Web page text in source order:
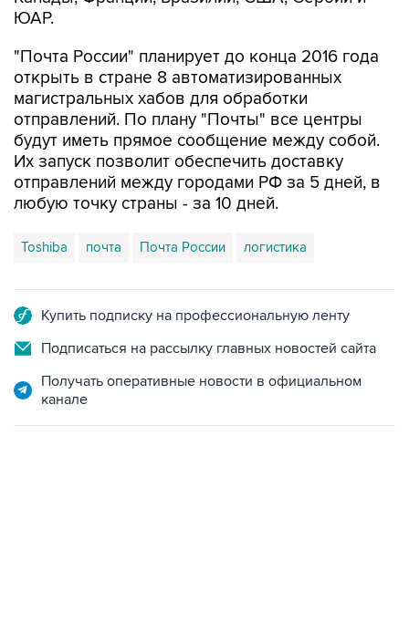
ЮАР.
"Почта России" планирует до конца 2016 года
открыть в стране 8 автоматизированных
магистральных хабов для обработки
отправлений. По плану "Почты" все центры
будут иметь прямое сообщение между собой.
Их запуск позволит обеспечить доставку
отправлений между городами РФ за 5 дней, в
любую точку страны - за 10 дней.
Toshiba почта Почта России логистика
Купить подписку на профессиональную ленту
Подписаться на рассылку главных новостей сайта
Получать оперативные новости в официальном
канале